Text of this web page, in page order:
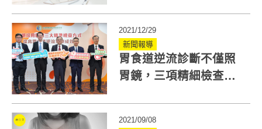
2021/12/29
新聞報導
胃食道逆流診斷不僅照
胃鏡，三項精細檢查讓
2021/09/08